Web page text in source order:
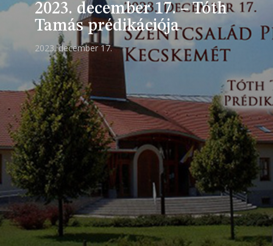
2023. december 17. – Tóth
Tamás prédikációja
2023. december 17.